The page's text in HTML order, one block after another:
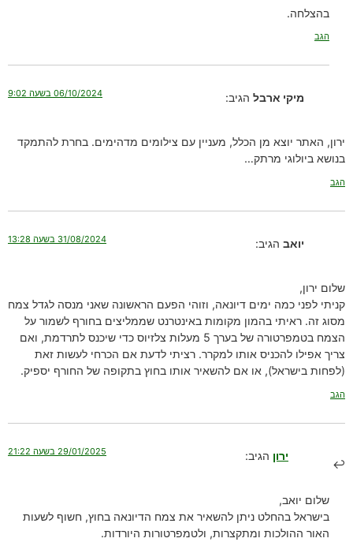
בהצלחה.
הגב
מיקי ארבל הגיב: 06/10/2024 בשעה 9:02
ירון, האתר יוצא מן הכלל, מעניין עם צילומים מדהימים. בחרת להתמקד
בנושא ביולוגי מרתק…
הגב
יואב הגיב: 31/08/2024 בשעה 13:28
שלום ירון,
קניתי לפני כמה ימים דיונאה, וזוהי הפעם הראשונה שאני מנסה לגדל צמח
מסוג זה. ראיתי בהמון מקומות באינטרנט שממליצים בחורף לשמור על
הצמח בטמפרטורה של בערך 5 מעלות צלזיוס כדי שיכנס לתרדמת, ואם
צריך אפילו להכניס אותו למקרר. רציתי לדעת אם הכרחי לעשות זאת
(לפחות בישראל), או אם להשאיר אותו בחוץ בתקופה של החורף יספיק.
הגב
ירון הגיב: 29/01/2025 בשעה 21:22
שלום יואב,
בישראל בהחלט ניתן להשאיר את צמח הדיונאה בחוץ, חשוף לשעות
האור ההולכות ומתקצרות, ולטמפרטורות היורדות.